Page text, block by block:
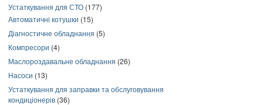
Устаткування для СТО (177)
Автоматичні котушки (15)
Діагностичне обладнання (5)
Компресори (4)
Маслороздавальне обладнання (26)
Насоси (13)
Устаткування для заправки та обслуговування
кондиціонерів (36)